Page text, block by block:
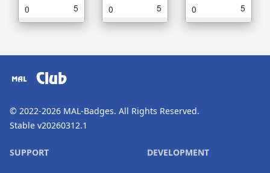
0 5 0 5 0 5
Club
© 2022-2026 MAL-Badges. All Rights Reserved.
Stable v20260312.1
SUPPORT DEVELOPMENT